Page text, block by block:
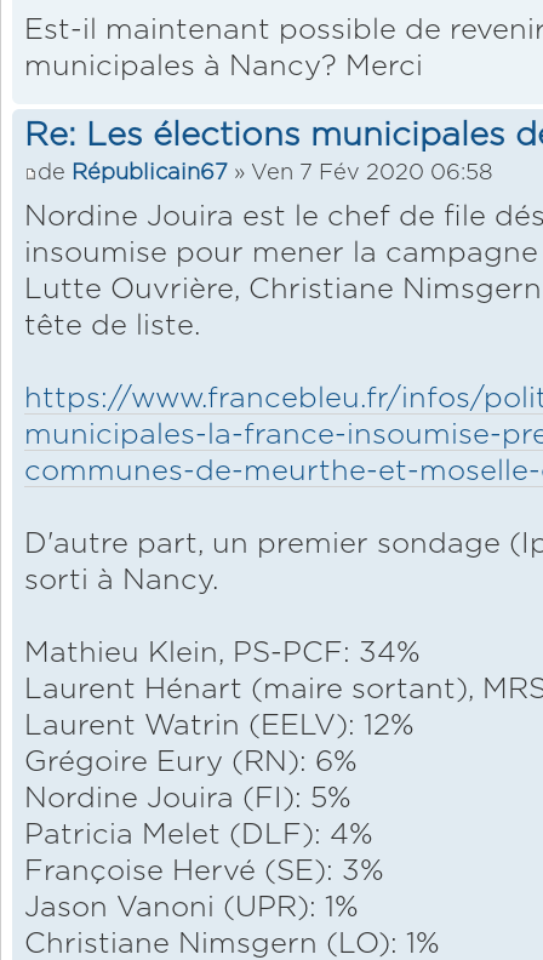
Est-il maintenant possible de
municipales à Nancy? Merci
Re: Les élections municipales
de Républicain67 » Ven 7 Fév 2020 06:58
Nordine Jouira est le chef de file
insoumise pour mener la
Lutte Ouvrière, Christiane
tête de liste.
https://www.francebleu.fr/infos/
municipales-la-france-insoumise-
communes-de-meurthe-et-moselle-
D'autre part, un premier sondage
sorti à Nancy.
Mathieu Klein, PS-PCF: 34%
Laurent Hénart (maire sortant),
Laurent Watrin (EELV): 12%
Grégoire Eury (RN): 6%
Nordine Jouira (FI): 5%
Patricia Melet (DLF): 4%
Françoise Hervé (SE): 3%
Jason Vanoni (UPR): 1%
Christiane Nimsgern (LO): 1%